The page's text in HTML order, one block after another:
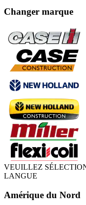
Changer marque
VEUILLEZ
LANGUE
Amérique du Nord